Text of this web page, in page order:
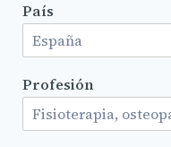
País
Profesión